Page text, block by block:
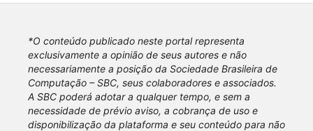
*O conteúdo publicado neste portal representa
exclusivamente a opinião de seus autores e não
necessariamente a posição da Sociedade Brasileira de
Computação – SBC, seus colaboradores e associados.
A SBC poderá adotar a qualquer tempo, e sem a
necessidade de prévio aviso, a cobrança de uso e
disponibilização da plataforma e seu conteúdo para não